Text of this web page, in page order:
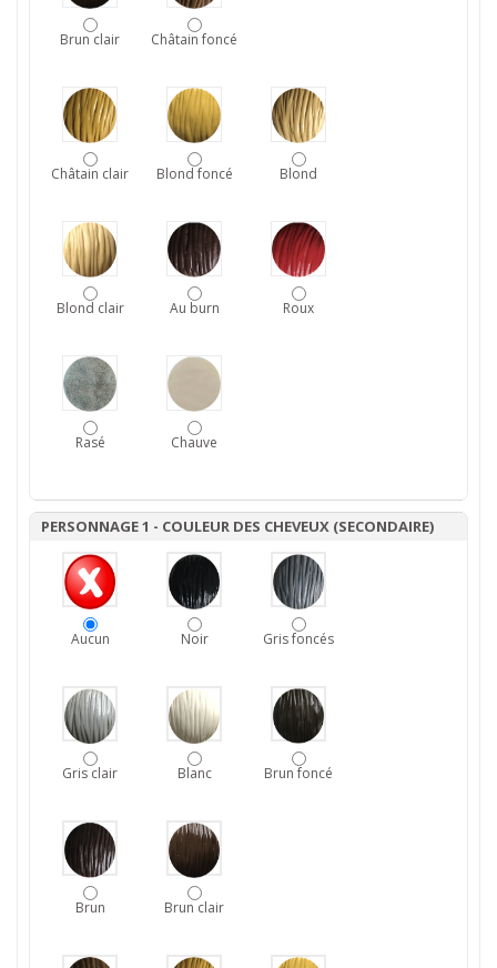
Brun clair Châtain foncé
Châtain clair Blond foncé Blond
Blond clair Au burn Roux
Rasé Chauve
PERSONNAGE 1 - COULEUR DES CHEVEUX (SECONDAIRE)
Aucun Noir Gris foncés
Gris clair Blanc Brun foncé
Brun Brun clair